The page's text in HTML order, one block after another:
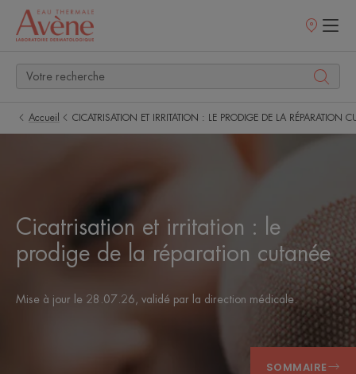
Points
Accueil CICATRISATION ET IRRITATION : LE PRODIGE DE LA RÉPARATION
Cicatrisation et irritation : le
prodige de la réparation cutanée
Mise à jour le 28.07.26 , validé par la direction médicale .
SOMMAIRE